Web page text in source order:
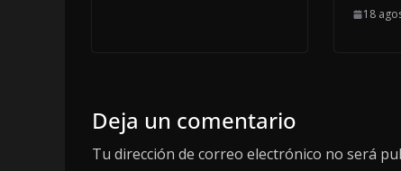
18
Deja un comentario
Tu dirección de correo electrónico no será